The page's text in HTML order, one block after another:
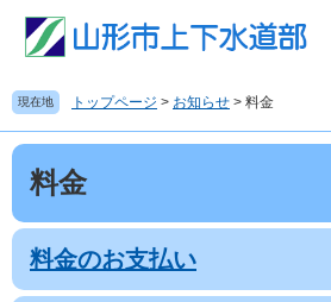
の
先
頭
。
ー
を
飛
て
本
へ
現在地 トップページ > お知らせ > 料金
本
料金
料金のお支払い